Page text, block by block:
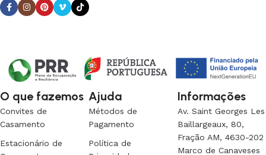
O que fazemos
Convites de
Casamento
Estacionário de
Ajuda
Métodos de
Pagamento
Política de
Informações
Av. Saint Georges Les
Baillargeaux, 80,
Fração AM, 4630-202
Marco de Canaveses